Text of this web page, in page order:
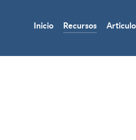
Inicio Recursos